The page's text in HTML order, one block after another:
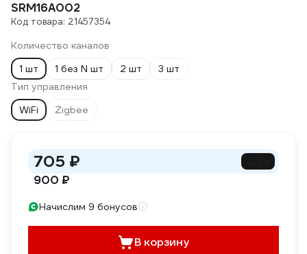
SRM16A002
Код товара: 21457354
Количество каналов
1 шт
1 без N шт 2 шт
3 шт
Тип управления
WiFi
Zigbee
705 ₽
900 ₽
Начислим 9 бонусов
В корзину